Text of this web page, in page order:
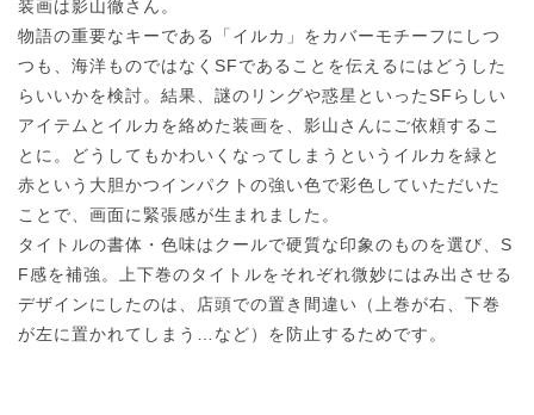
装画は影山徹さん。
物語の重要なキーである「イルカ」をカバーモチーフにしつ
つも、海洋ものではなくSFであることを伝えるにはどうした
らいいかを検討。結果、謎のリングや惑星といったSFらしい
アイテムとイルカを絡めた装画を、影山さんにご依頼するこ
とに。どうしてもかわいくなってしまうというイルカを緑と
赤という大胆かつインパクトの強い色で彩色していただいた
ことで、画面に緊張感が生まれました。
タイトルの書体・色味はクールで硬質な印象のものを選び、S
F感を補強。上下巻のタイトルをそれぞれ微妙にはみ出させる
デザインにしたのは、店頭での置き間違い（上巻が右、下巻
が左に置かれてしまう…など）を防止するためです。